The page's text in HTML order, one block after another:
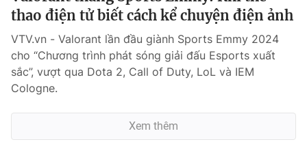
thao điện tử biết cách kể chuyện điện ảnh
VTV.vn - Valorant lần đầu giành Sports Emmy 2024
cho “Chương trình phát sóng giải đấu Esports xuất
sắc”, vượt qua Dota 2, Call of Duty, LoL và IEM
Cologne.
Xem thêm